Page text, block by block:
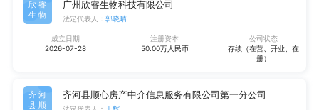
欣睿
生物
广州欣睿生物科技有限公司
法定代表人： 郭晓晴
成立日期
2026-07-28
注册资本
50.00万人民币
公司状态
存续（在营、开业、在
册）
齐河
县顺
齐河县顺心房产中介信息服务有限公司第一分公司